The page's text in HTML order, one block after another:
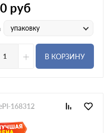
руб
упаковку
+ В КОРЗИНУ
168312